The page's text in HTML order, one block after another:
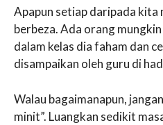
Apapun setiap daripada kita
berbeza. Ada orang
dalam kelas dia faham dan
disampaikan oleh guru di
Walau bagaimanapun,
minit”. Luangkan sedikit